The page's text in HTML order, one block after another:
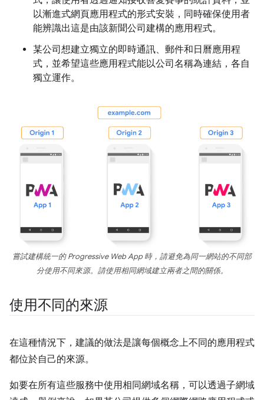
以漸進式網頁應用程式的形式安裝，同時確保使用者
能辨識出這是由該新聞公司建構的應用程式。
某公司想建立獨立的即時通訊、郵件和日曆應用程
式，並希望這些應用程式能以公司名稱為連結，各自
獨立運作。
嘗試建構統一的 Progressive Web App 時，請避免為同一網站的不同部
分使用不同來源。請使用相同網域建立兩者之間的關係。
使用不同的來源
在這種情況下，建議的做法是讓每個概念上不同的應用程式
都位於自己的來源。
如要在所有這些服務中使用相同網域名稱，可以透過子網域